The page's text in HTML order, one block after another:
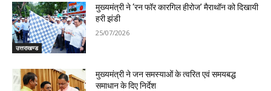
उत्तराखण्ड
मुख्यमंत्री ने ‘रन फॉर कारगिल हीरोज’ मैराथॉन को दिखायी
हरी झंडी
25/07/2026
मुख्यमंत्री ने जन समस्याओं के त्वरित एवं समयबद्ध
समाधान के दिए निर्देश